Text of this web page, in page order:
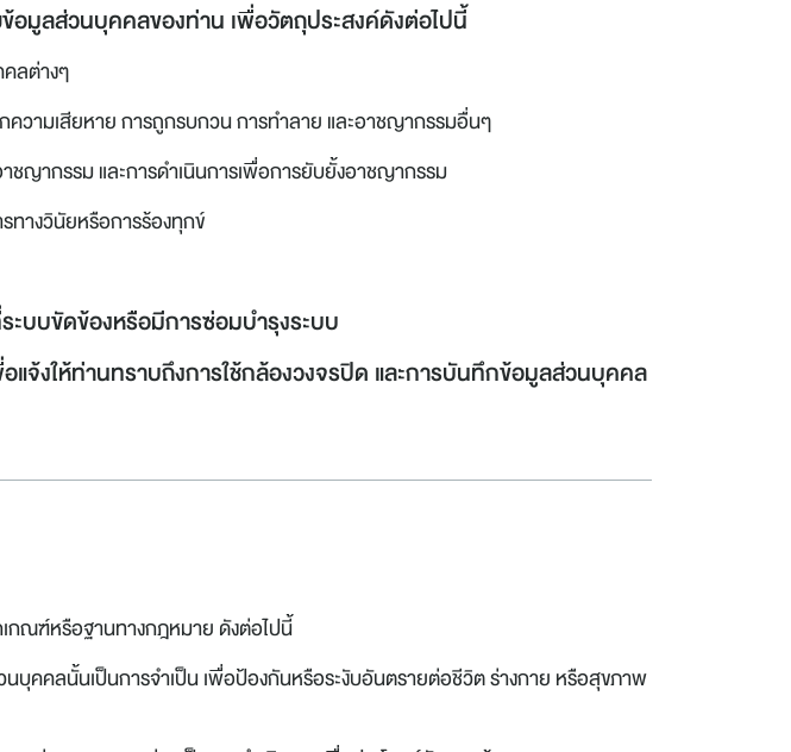
อมูลส่วนบุคคลของท่าน เพื่อวัตถุประสงค์ดังต่อไปนี้
ลต่างๆ
วามเสียหาย การถูกรบกวน การทำลาย และอาชญากรรมอื่นๆ
ญากรรม และการดำเนินการเพื่อการยับยั้งอาชญากรรม
ทางวินัยหรือการร้องทุกข์
บบขัดข้องหรือมีการซ่อมบำรุงระบบ
จ้งให้ท่านทราบถึงการใช้กล้องวงจรปิด และการบันทึกข้อมูลส่วนบุคคล
กณฑ์หรือฐานทางกฎหมาย ดังต่อไปนี้
บุคคลนั้นเป็นการจำเป็น เพื่อป้องกันหรือระงับอันตรายต่อชีวิต ร่างกาย หรือสุขภาพ